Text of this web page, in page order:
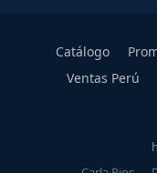
Catálogo
Ventas Perú